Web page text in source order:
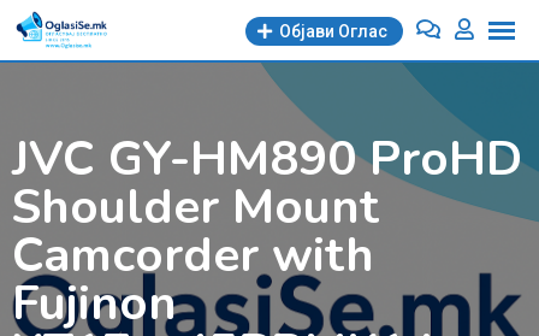
Skip
Објави Oглас
JVC GY-HM890 ProHD
Shoulder Mount
Camcorder with
Fujinon